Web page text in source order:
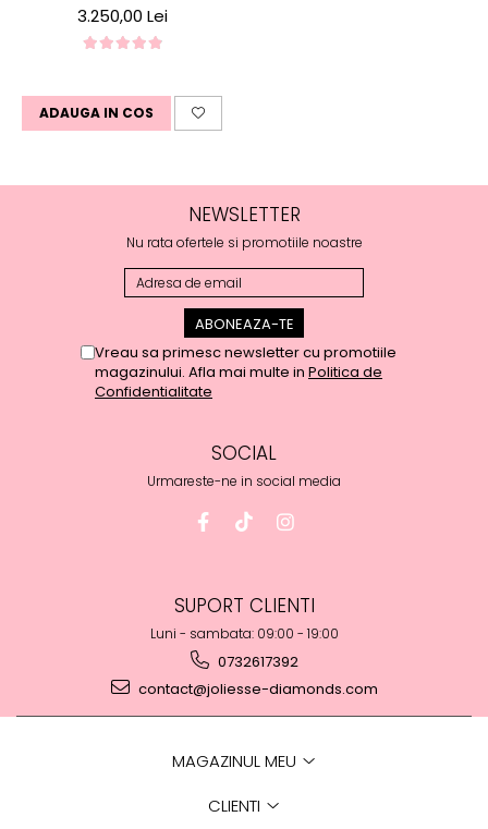
3.250,00 Lei
ADAUGA IN COS
NEWSLETTER
Nu rata ofertele si promotiile noastre
Vreau sa primesc newsletter cu promotiile
magazinului. Afla mai multe in Politica de
Confidentialitate
SOCIAL
Urmareste-ne in social media
SUPORT CLIENTI
Luni - sambata: 09:00 - 19:00
0732617392
contact@joliesse-diamonds.com
MAGAZINUL MEU
CLIENTI